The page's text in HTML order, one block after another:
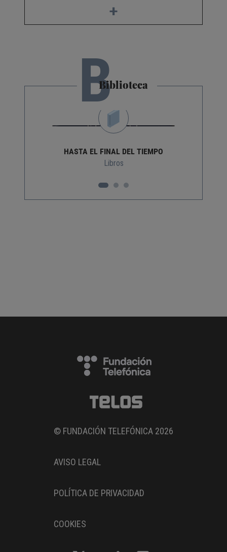
+
BBiblioteca
HASTA EL FINAL DEL TIEMPO
Libros
© FUNDACIÓN TELEFÓNICA 2026
AVISO LEGAL
POLÍTICA DE PRIVACIDAD
COOKIES